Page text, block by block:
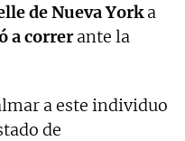
de Nueva Yorka
a correrante la
a este individuo
de